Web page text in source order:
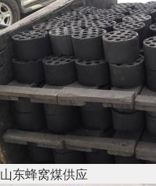
山东蜂窝煤供应